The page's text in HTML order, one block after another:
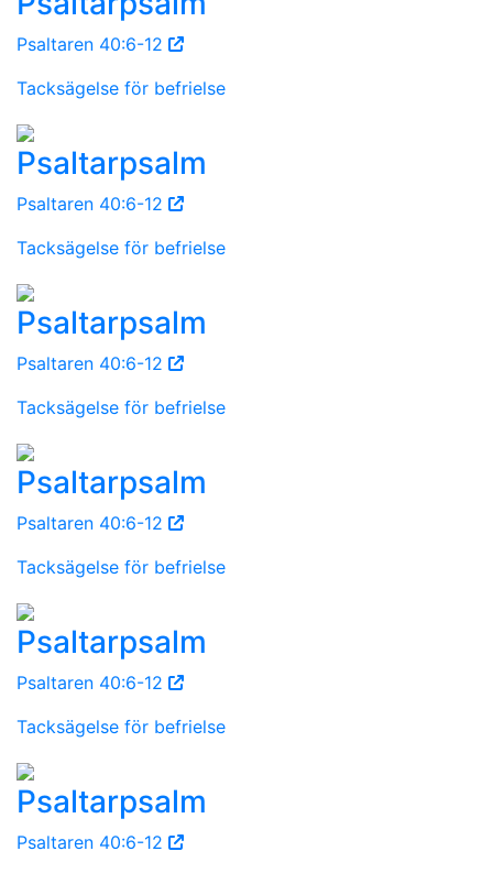
Psaltaren 40:6-12
Tacksägelse för befrielse
Psaltarpsalm
Psaltaren 40:6-12
Tacksägelse för befrielse
Psaltarpsalm
Psaltaren 40:6-12
Tacksägelse för befrielse
Psaltarpsalm
Psaltaren 40:6-12
Tacksägelse för befrielse
Psaltarpsalm
Psaltaren 40:6-12
Tacksägelse för befrielse
Psaltarpsalm
Psaltaren 40:6-12